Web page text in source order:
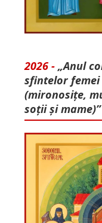
2026 - „Anul
sfintelor
(mironosițe,
soții și mame)”